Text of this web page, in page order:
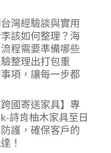
灣經驗談與實用
該如何整理？海
程需要準備哪些
整理出打包重
項，讓每一步都
國寄送家具】專
詩肯柚木家具至日
護，確保客戶的
！